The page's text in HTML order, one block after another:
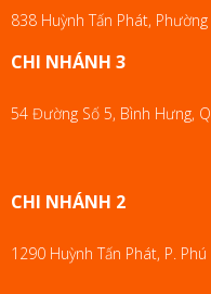
838 Huỳnh Tấn Phát,
CHI NHÁNH 3
54 Đường Số 5, Bình Hưng,
CHI NHÁNH 2
1290 Huỳnh Tấn Phát, P.